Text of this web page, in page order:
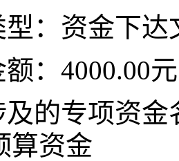
型：资金下达
： 4000.00元
及的专项资金
算资金